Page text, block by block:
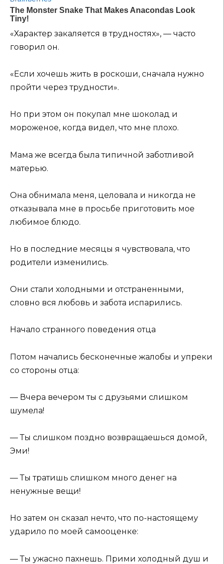
«Характер закаляется в трудностях», — часто
говорил он.
«Если хочешь жить в роскоши, сначала нужно
пройти через трудности».
Но при этом он покупал мне шоколад и
мороженое, когда видел, что мне плохо.
Мама же всегда была типичной заботливой
матерью.
Она обнимала меня, целовала и никогда не
отказывала мне в просьбе приготовить мое
любимое блюдо.
Но в последние месяцы я чувствовала, что
родители изменились.
Они стали холодными и отстраненными,
словно вся любовь и забота испарились.
Начало странного поведения отца
Потом начались бесконечные жалобы и упреки
со стороны отца:
— Вчера вечером ты с друзьями слишком
шумела!
— Ты слишком поздно возвращаешься домой,
Эми!
— Ты тратишь слишком много денег на
ненужные вещи!
Но затем он сказал нечто, что по-настоящему
ударило по моей самооценке:
— Ты ужасно пахнешь. Прими холодный душ и